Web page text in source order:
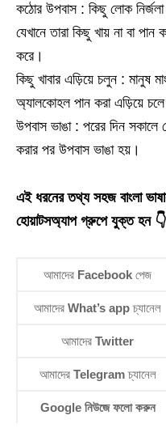
কঠোর উপবাস : কিছু লোক
যেখানে তারা কিছু খায় না বা
করে।
কিছু খাবার এড়িয়ে চলুন : মানুষ
অ্যালকোহল পান করা এড়িয়ে
উপবাস ভাঙা : পরের দিন সকালে
করার পর উপবাস ভাঙা হয়।
এই ধরনের তথ্য সহজ বাংলা
হোয়াটসঅ্যাপ গ্রুপে যুক্ত হন 👇
আমাদের Facebook পেজ
আমাদের What’s appচ্যানেল
আমাদের Twitter
আমাদের Telegramচ্যানেল
Google নিউজে ফলো করুন